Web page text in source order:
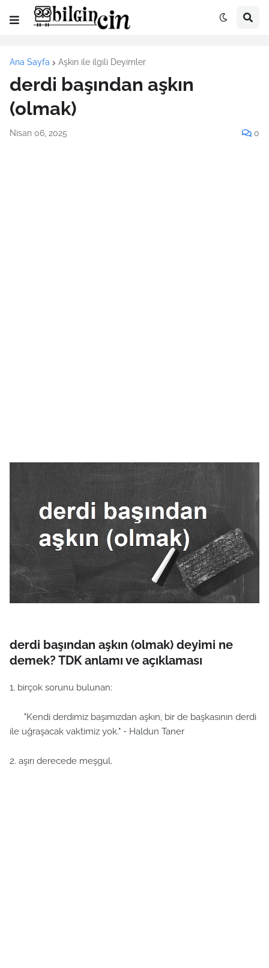
Ana Sayfa Aşkın ile ilgili Deyimler
derdi başından aşkın
(olmak)
Nisan 06, 2025 0
derdi başından aşkın (olmak) deyimi ne
demek? TDK anlamı ve açıklaması
1. birçok sorunu bulunan:
"Kendi derdimiz başımızdan aşkın, bir de başkasının derdi
ile uğraşacak vaktimiz yok." - Haldun Taner
2. aşırı derecede meşgul.